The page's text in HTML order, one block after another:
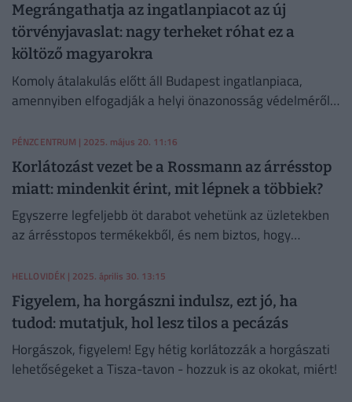
Megrángathatja az ingatlanpiacot az új
törvényjavaslat: nagy terheket róhat ez a
költöző magyarokra
Komoly átalakulás előtt áll Budapest ingatlanpiaca,
amennyiben elfogadják a helyi önazonosság védelméről
PÉNZCENTRUM | 2025. május 20. 11:16
Korlátozást vezet be a Rossmann az árrésstop
miatt: mindenkit érint, mit lépnek a többiek?
Egyszerre legfeljebb öt darabot vehetünk az üzletekben
az árrésstopos termékekből, és nem biztos, hogy
HELLOVIDÉK | 2025. április 30. 13:15
Figyelem, ha horgászni indulsz, ezt jó, ha
tudod: mutatjuk, hol lesz tilos a pecázás
Horgászok, figyelem! Egy hétig korlátozzák a horgászati
lehetőségeket a Tisza-tavon - hozzuk is az okokat, miért!